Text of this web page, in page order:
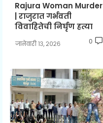
Rajura Woman Murder
| राजुरात गर्भवती
विवाहितेची निर्घृण हत्या
जानेवारी १३, २०२६ 0